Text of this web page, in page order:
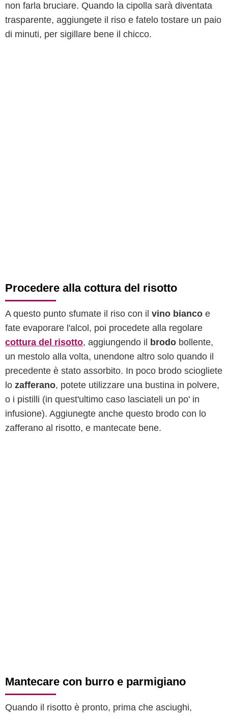
non farla bruciare. Quando la cipolla sarà diventata
trasparente, aggiungete il riso e fatelo tostare un paio
di minuti, per sigillare bene il chicco.
Procedere alla cottura del risotto
A questo punto sfumate il riso con il vino bianco e
fate evaporare l'alcol, poi procedete alla regolare
cottura del risotto, aggiungendo il brodo bollente,
un mestolo alla volta, unendone altro solo quando il
precedente è stato assorbito. In poco brodo sciogliete
lo zafferano, potete utilizzare una bustina in polvere,
o i pistilli (in quest'ultimo caso lasciateli un po' in
infusione). Aggiunegte anche questo brodo con lo
zafferano al risotto, e mantecate bene.
Mantecare con burro e parmigiano
Quando il risotto è pronto, prima che asciughi,